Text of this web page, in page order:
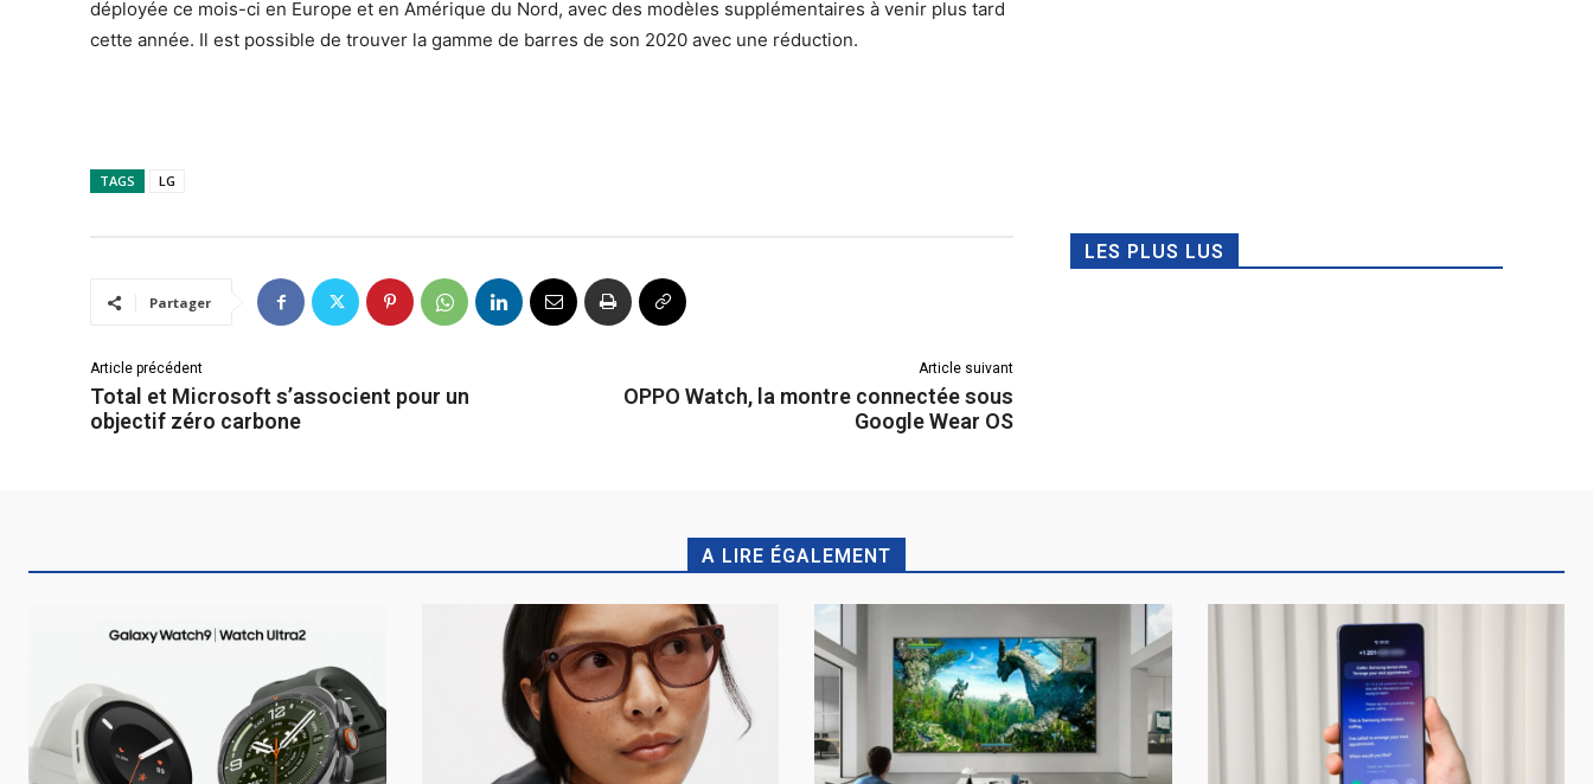
déployée ce mois-ci en Europe et en Amérique du Nord, avec des modèles supplémentaires à venir plus tard
cette année. Il est possible de trouver la gamme de barres de son 2020 avec une réduction.
TAGS LG
Partager
Article précédent
Total et Microsoft s’associent pour un
objectif zéro carbone
Article suivant
OPPO Watch, la montre connectée sous
Google Wear OS
LES PLUS LUS
A LIRE ÉGALEMENT